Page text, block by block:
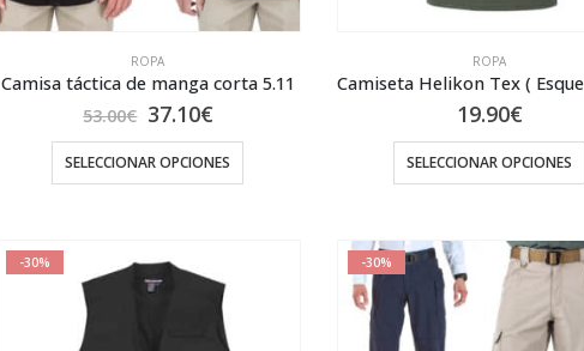
ROPA
Camisa táctica de manga corta 5.11
53.00€ El
precio
original
era:
37.10€El
precio
actual
es:
SELECCIONAR OPCIONES
múltiples
ROPA
19.90€
SELECCIONAR OPCIONES
tiene
múltiples
variantes.
Las
-30% -30%